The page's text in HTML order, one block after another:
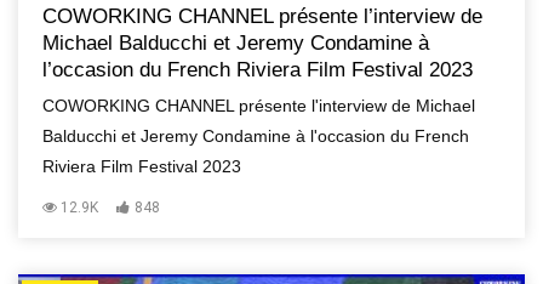
COWORKING CHANNEL présente l’interview de
Michael Balducchi et Jeremy Condamine à
l’occasion du French Riviera Film Festival 2023
COWORKING CHANNEL présente l'interview de Michael
Balducchi et Jeremy Condamine à l'occasion du French
Riviera Film Festival 2023
12.9K 848